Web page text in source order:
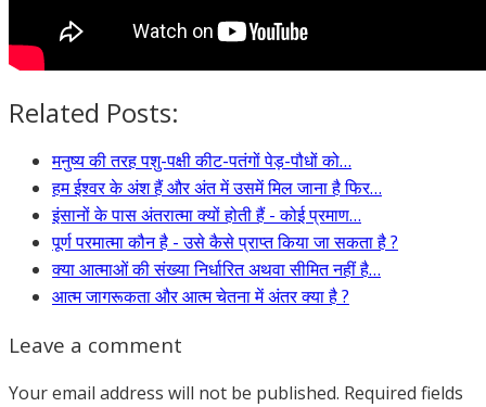
Related Posts:
मनुष्य की तरह पशु-पक्षी कीट-पतंगों पेड़-पौधों को…
हम ईश्वर के अंश हैं और अंत में उसमें मिल जाना है फिर…
इंसानों के पास अंतरात्मा क्यों होती हैं - कोई प्रमाण…
पूर्ण परमात्मा कौन है - उसे कैसे प्राप्त किया जा सकता है ?
क्या आत्माओं की संख्या निर्धारित अथवा सीमित नहीं है…
आत्म जागरूकता और आत्म चेतना में अंतर क्या है ?
Leave a comment
Your email address will not be published. Required fields